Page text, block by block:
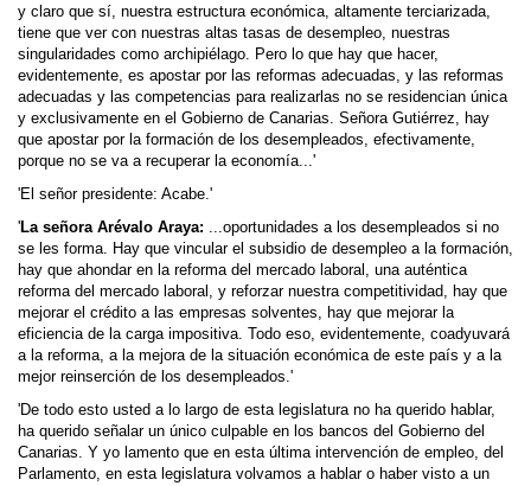
y claro que sí, nuestra estructura económica, altamente terciarizada,
tiene que ver con nuestras altas tasas de desempleo, nuestras
singularidades como archipiélago. Pero lo que hay que hacer,
evidentemente, es apostar por las reformas adecuadas, y las reformas
adecuadas y las competencias para realizarlas no se residencian única
y exclusivamente en el Gobierno de Canarias. Señora Gutiérrez, hay
que apostar por la formación de los desempleados, efectivamente,
porque no se va a recuperar la economía...'
'El señor presidente: Acabe.'
'La señora Arévalo Araya: ...oportunidades a los desempleados si no
se les forma. Hay que vincular el subsidio de desempleo a la formación,
hay que ahondar en la reforma del mercado laboral, una auténtica
reforma del mercado laboral, y reforzar nuestra competitividad, hay que
mejorar el crédito a las empresas solventes, hay que mejorar la
eficiencia de la carga impositiva. Todo eso, evidentemente, coadyuvará
a la reforma, a la mejora de la situación económica de este país y a la
mejor reinserción de los desempleados.'
'De todo esto usted a lo largo de esta legislatura no ha querido hablar,
ha querido señalar un único culpable en los bancos del Gobierno del
Canarias. Y yo lamento que en esta última intervención de empleo, del
Parlamento, en esta legislatura volvamos a hablar o haber visto a un